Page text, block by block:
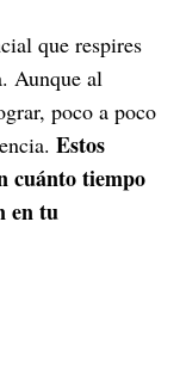
que respires
Aunque al
poco a poco
Estos
cuánto tiempo
en tu